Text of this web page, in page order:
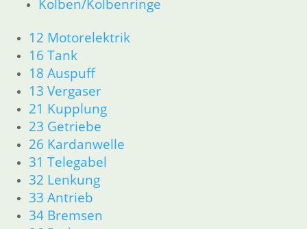
Kolben/Kolbenringe
12 Motorelektrik
16 Tank
18 Auspuff
13 Vergaser
21 Kupplung
23 Getriebe
26 Kardanwelle
31 Telegabel
32 Lenkung
33 Antrieb
34 Bremsen
Dichtungen
Zylinderkopf
12 Motorelektrik
13 Vergaser
16 Tank
18 Auspuff
21 Kupplung
23 Getriebe
26 Kardanwelle
31 Telegabel
32 Lenkung
33 Antrieb
34 Bremsen